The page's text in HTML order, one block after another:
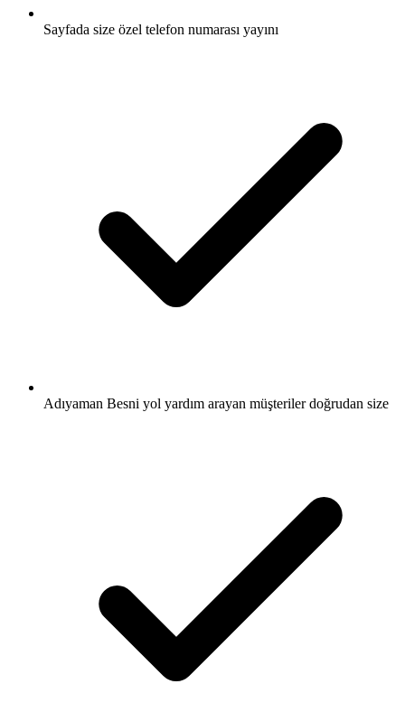
Sayfada size özel telefon numarası yayını
Adıyaman Besni yol yardım arayan müşteriler doğrudan size